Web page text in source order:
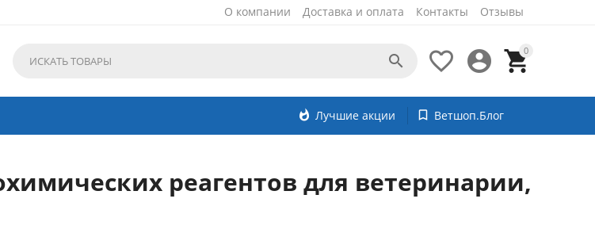
О компании Доставка и оплата Контакты Отзывы
0




whatshot Лучшие акции bookmark_border Ветшоп.Блог
реагентов для ветеринарии,